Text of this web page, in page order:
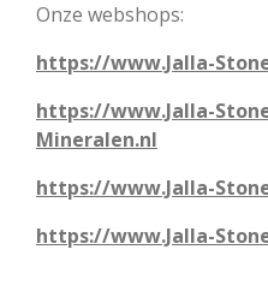
Onze webshops:
https://www.Jalla-
https://www.Jalla-
Mineralen.nl
https://www.Jalla-
https://www.Jalla-